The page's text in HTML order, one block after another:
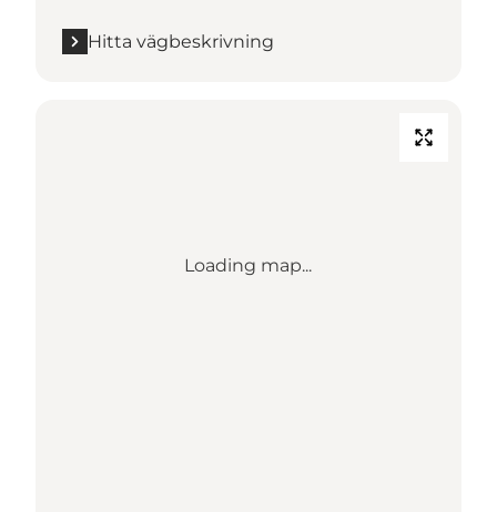
Hitta vägbeskrivning
Loading map...